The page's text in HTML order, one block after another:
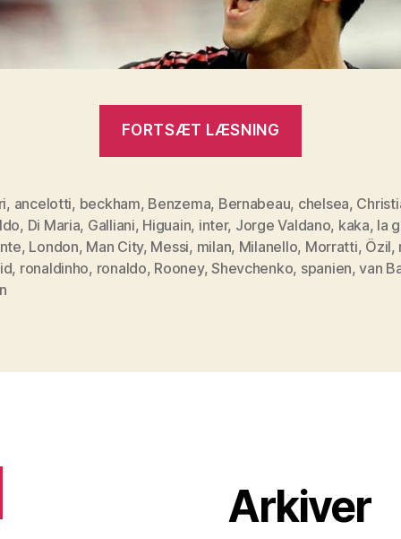
FORTSÆT LÆSNING
Milan?
Og
vil
han
fald
, ancelotti, beckham, Benzema, Bernabeau, chelsea,
, Di Maria, Galliani, Higuain, inter, Jorge Valdano, kaka, la
, London, Man City, Messi, milan, Milanello, Morratti, Özil,
, ronaldinho, ronaldo, Rooney,Shevchenko, spanien,van
Arkiver